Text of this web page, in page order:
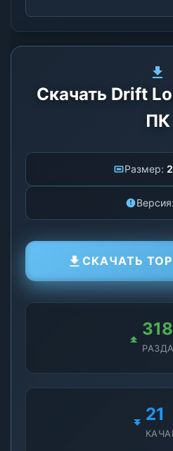
Скачать Drift
ПК
Размер:
Версия:
СКАЧАТЬ
316
22